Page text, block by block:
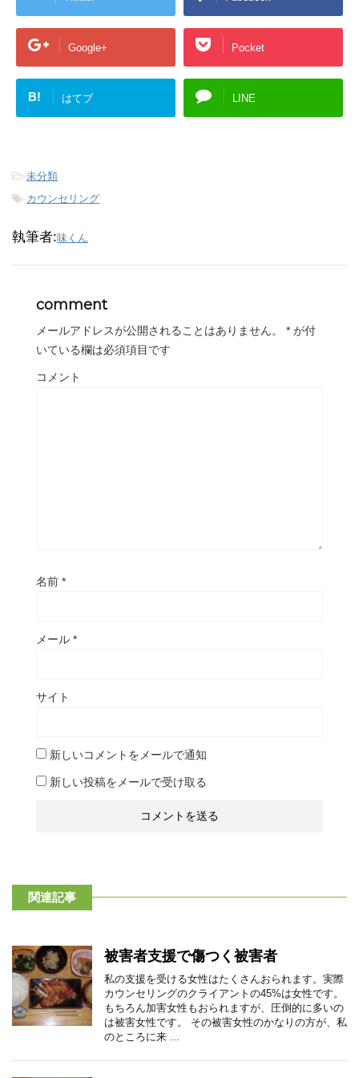
Google+ Pocket
B! はてブ LINE
-未分類
-カウンセリング
執筆者:味くん
comment
メールアドレスが公開されることはありません。 * が付
いている欄は必須項目です
コメント
名前 *
メール *
サイト
新しいコメントをメールで通知
新しい投稿をメールで受け取る
関連記事
被害者支援で傷つく被害者
私の支援を受ける女性はたくさんおられます。実際
カウンセリングのクライアントの45%は女性です。
もちろん加害女性もおられますが、圧倒的に多いの
は被害女性です。 その被害女性のかなりの方が、私
のところに来 ...